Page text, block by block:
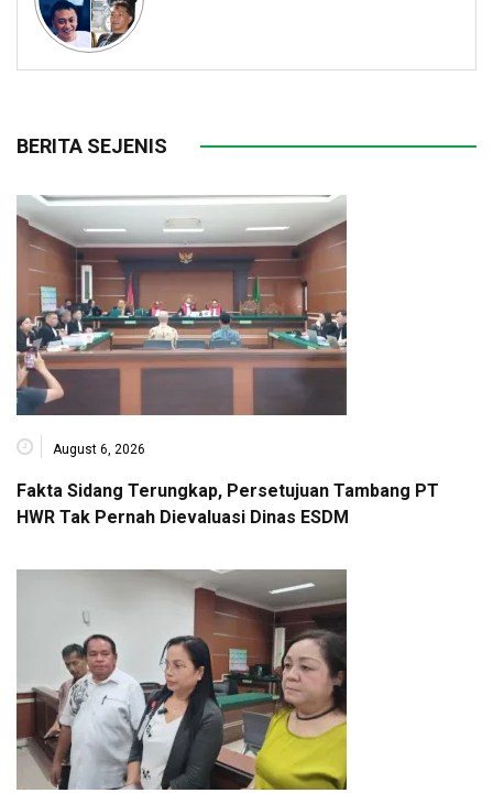
BERITA SEJENIS
August 6, 2026
Fakta Sidang Terungkap, Persetujuan Tambang PT
HWR Tak Pernah Dievaluasi Dinas ESDM